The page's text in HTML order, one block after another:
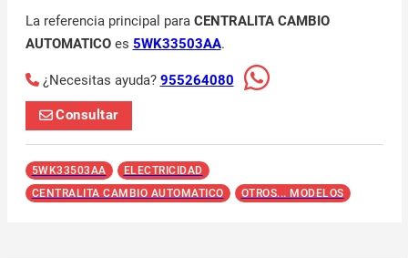
La referencia principal para CENTRALITA CAMBIO
AUTOMATICOes 5WK33503AA.
¿Necesitas ayuda? 955264080
Consultar
5WK33503AA
ELECTRICIDAD
CENTRALITA CAMBIO AUTOMATICO
OTROS... MODELOS